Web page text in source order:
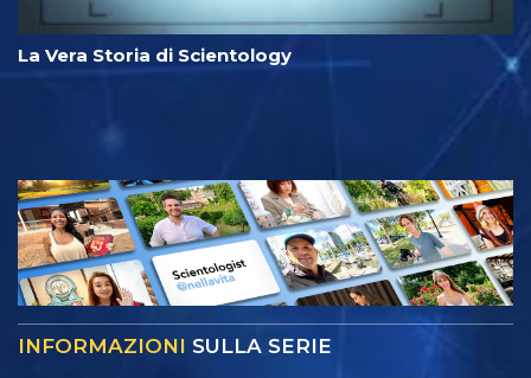
La Vera Storia di Scientology
INFORMAZIONI SULLA SERIE